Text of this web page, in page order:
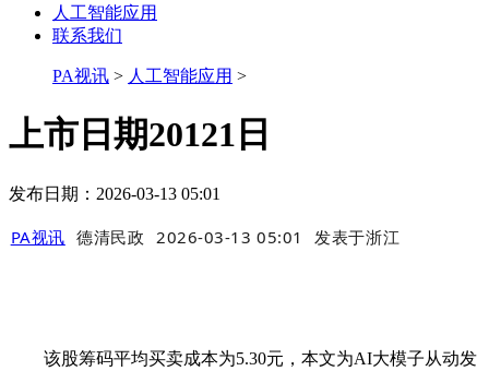
人工智能应用
联系我们
PA视讯 > 人工智能应用 >
上市日期20121日
发布日期：2026-03-13 05:01
PA视讯 德清民政 2026-03-13 05:01 发表于浙江
该股筹码平均买卖成本为5.30元，本文为AI大模子从动发